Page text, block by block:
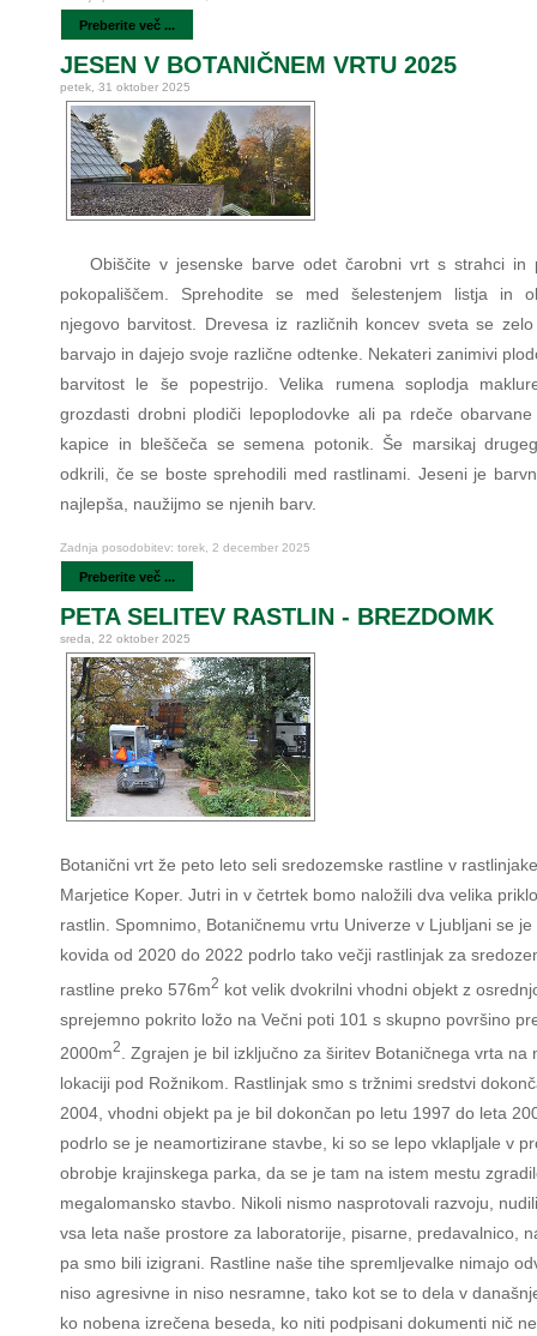
Preberite več ...
JESEN V BOTANIČNEM VRTU 2025
petek, 31 oktober 2025
Obiščite v jesenske barve odet čarobni vrt s strahci in
pokopališčem. Sprehodite se med šelestenjem listja in
njegovo barvitost. Drevesa iz različnih koncev sveta se zelo
barvajo in dajejo svoje različne odtenke. Nekateri zanimivi
barvitost le še popestrijo. Velika rumena soplodja
grozdasti drobni plodiči lepoplodovke ali pa rdeče obarvane
kapice in bleščeča se semena potonik. Še marsikaj
odkrili, če se boste sprehodili med rastlinami. Jeseni je
najlepša, naužijmo se njenih barv.
Zadnja posodobitev: torek, 2 december 2025
Preberite več ...
PETA SELITEV RASTLIN - BREZDOMK
sreda, 22 oktober 2025
Botanični vrt že peto leto seli sredozemske rastline v rastlinjake
Marjetice Koper. Jutri in v četrtek bomo naložili dva velika
rastlin. Spomnimo, Botaničnemu vrtu Univerze v Ljubljani se je
kovida od 2020 do 2022 podrlo tako večji rastlinjak za
rastline preko 576m2 kot velik dvokrilni vhodni objekt z
sprejemno pokrito ložo na Večni poti 101 s skupno površino
2000m2. Zgrajen je bil izključno za širitev Botaničnega vrta na
lokaciji pod Rožnikom. Rastlinjak smo s tržnimi sredstvi
2004, vhodni objekt pa je bil dokončan po letu 1997 do leta
podrlo se je neamortizirane stavbe, ki so se lepo vklapljale v
obrobje krajinskega parka, da se je tam na istem mestu
megalomansko stavbo. Nikoli nismo nasprotovali razvoju,
vsa leta naše prostore za laboratorije, pisarne, predavalnico,
pa smo bili izigrani. Rastline naše tihe spremljevalke nimajo
niso agresivne in niso nesramne, tako kot se to dela v
ko nobena izrečena beseda, ko niti podpisani dokumenti nič